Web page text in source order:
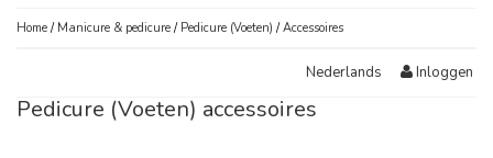
Home / Manicure & pedicure / Pedicure (Voeten) /Accessoires
Nederlands Inloggen
Pedicure (Voeten) accessoires